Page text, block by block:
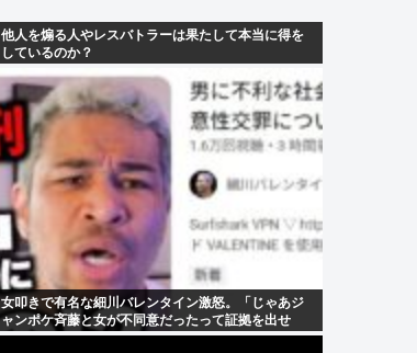
他人を煽る人やレスバトラーは果たして本当に得を
しているのか？
女叩きで有名な細川バレンタイン激怒。「じゃあジ
ャンポケ斉藤と女が不同意だったって証拠を出せ
よ！！！」